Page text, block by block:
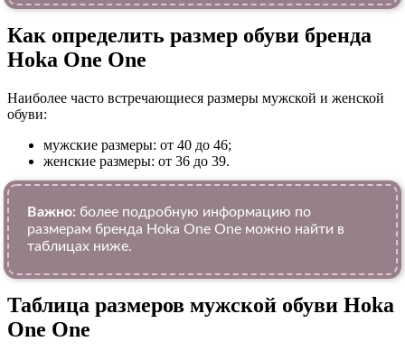
Как определить размер обуви брендa
Hoka One One
Наиболее часто встречающиеся размеры мужской и женской
обуви:
мужские размеры: от 40 до 46;
женские размеры: от 36 до 39.
Важно: более подробную информацию по
размерам бренда Hoka One One можно найти в
таблицах ниже.
Таблица размеров мужской обуви Hoka
One One